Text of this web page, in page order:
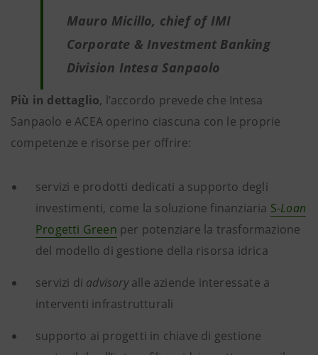
Mauro Micillo, chief of IMI
Corporate & Investment Banking
Division Intesa Sanpaolo
Più in dettaglio, l’accordo prevede che Intesa
Sanpaolo e ACEA operino ciascuna con le proprie
competenze e risorse per offrire:
servizi e prodotti dedicati a supporto degli
investimenti, come la soluzione finanziaria S-Loan
Progetti Green per potenziare la trasformazione
del modello di gestione della risorsa idrica
servizi di advisoryalle aziende interessate a
interventi infrastrutturali
supporto ai progetti in chiave di gestione